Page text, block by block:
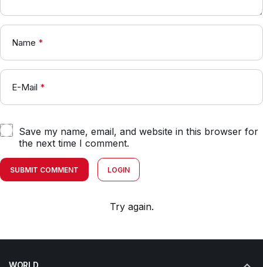
Name *
E-Mail *
Save my name, email, and website in this browser for
the next time I comment.
SUBMIT COMMENT LOGIN
Try again.
WORLD